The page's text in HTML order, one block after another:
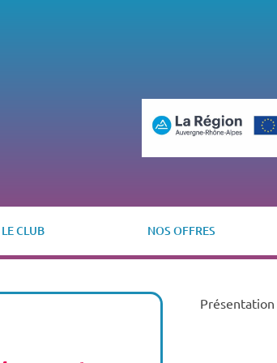
LE CLUB NOS OFFRES
Présentation